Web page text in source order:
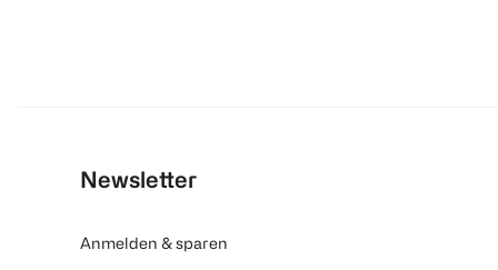
Newsletter
Anmelden & sparen